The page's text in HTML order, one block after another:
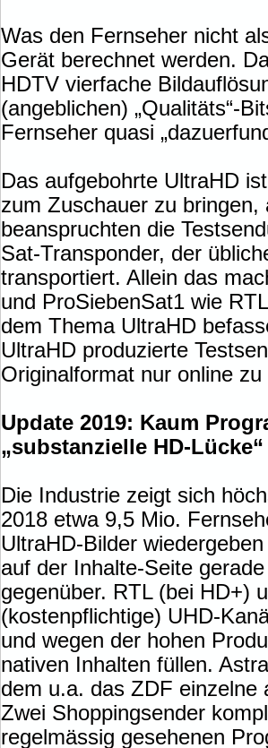
Was den Fernseher nicht
Gerät berechnet werden.
HDTV vierfache
(angeblichen) „Qualitäts“-
Fernseher quasi
Das aufgebohrte UltraHD
zum Zuschauer zu bringen,
beanspruchten die
Sat-Transponder, der
transportiert. Allein das
und ProSiebenSat1 wie
dem Thema UltraHD
UltraHD produzierte
Originalformat nur online
Update 2019: Kaum
„substanzielle HD-Lücke“
Die Industrie zeigt sich
2018 etwa 9,5 Mio.
UltraHD-Bilder
auf der Inhalte-Seite
gegenüber. RTL (bei HD+)
(kostenpflichtige) UHD-
und wegen der hohen
nativen Inhalten füllen.
dem u.a. das ZDF einzelne
Zwei Shoppingsender
regelmässig gesehenen